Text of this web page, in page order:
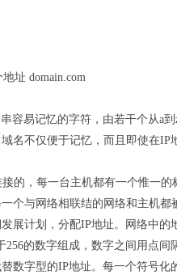
址 domain.com
容易记忆的字符，由若干个从a
名不仅便于记忆，而且即使在
的，每一台主机都有一个惟一
个与网络相联结的网络和主机
展计划，分配IP地址。网络中
的数字组成，数字之间用点
数字型的IP地址。每一个符号